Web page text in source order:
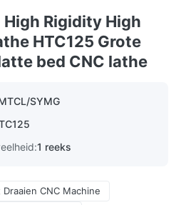
High Rigidity High
HTC125 Grote
bed CNC lathe
SYMG
1 reeks
CNC Machine